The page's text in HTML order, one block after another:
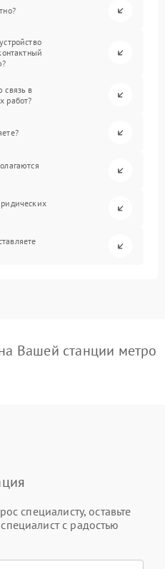
связь в
работ?
Вашей станции метро
специалисту, оставьте
с радостью